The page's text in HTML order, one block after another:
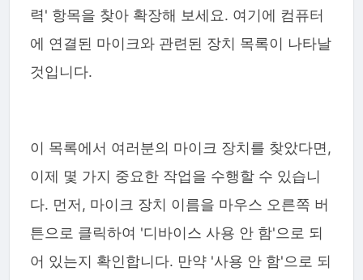
력' 항목을 찾아 확장해 보세요. 여기에 컴퓨터
에 연결된 마이크와 관련된 장치 목록이 나타날
것입니다.
이 목록에서 여러분의 마이크 장치를 찾았다면,
이제 몇 가지 중요한 작업을 수행할 수 있습니
다. 먼저, 마이크 장치 이름을 마우스 오른쪽 버
튼으로 클릭하여 '디바이스 사용 안 함'으로 되
어 있는지 확인합니다. 만약 '사용 안 함'으로 되